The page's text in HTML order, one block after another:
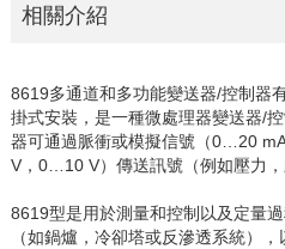
相關介紹
8619多通道和多功能變送器/控制器
掛式安裝，是一種微處理器變送器/
器可通過脈衝或模擬信號（0… 20
V， 0… 10 V）傳送訊號（例如壓力
8619型是用於測量和控制以及定量
（如鍋爐，冷卻塔或反滲透系統）